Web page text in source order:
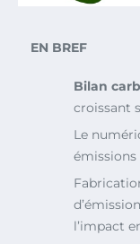
EN BREF
Bilan
croissant
Le
émissions
l’impact